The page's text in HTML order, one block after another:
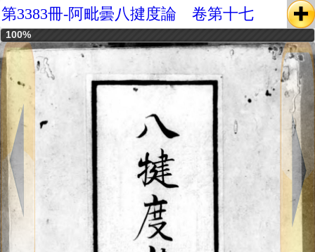
第3383冊-阿毗曇八揵度論 卷第十七
100%